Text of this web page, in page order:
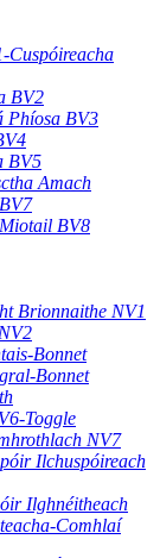
Cuspóireacha
BV2
Phíosa BV3
BV5
Amach
BV8
Brionnaithe NV1
Bonnet
Bonnet
Toggle
NV7
Ilchuspóireach
Ilghnéitheach
Comhlaí